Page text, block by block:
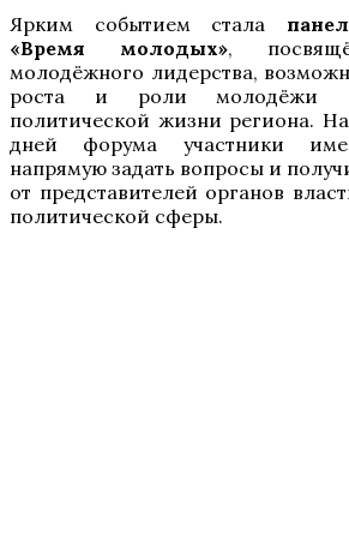
Ярким событием стала
«Время молодых»,
молодёжного лидерства,
роста и роли молодёжи в
политической жизни региона.
дней форума участники
напрямую задать вопросы и
от представителей органов
политической сферы.